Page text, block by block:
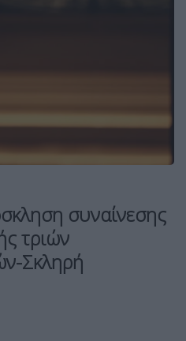
συναίνεσης
τριών
Σκληρή